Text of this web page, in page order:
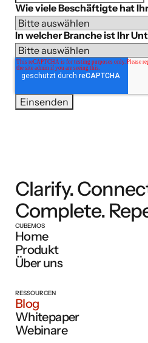
Wie viele Beschäftigte hat
In welcher Branche ist Ihr
Clarify.
Complete.
CUBEMOS
Home
Produkt
Über uns
RESSOURCEN
Blog
Whitepaper
Webinare